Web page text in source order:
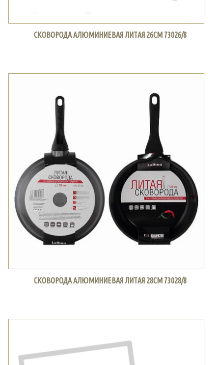
СКОВОРОДА АЛЮМИНИЕВАЯ ЛИТАЯ 26СМ 73026/8
СКОВОРОДА АЛЮМИНИЕВАЯ ЛИТАЯ 28СМ 73028/8